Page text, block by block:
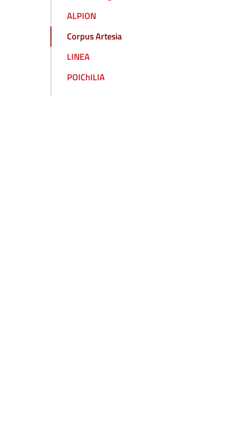
ALPION
Corpus Artesia
LINEA
POIChILIA